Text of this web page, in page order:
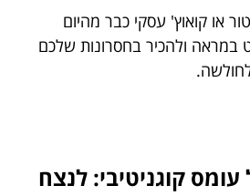
או קואוץ' עסקי כבר מהיום
במראה ולהכיר בחסרונות שלכם
עומס קוגניטיבי: לנצח